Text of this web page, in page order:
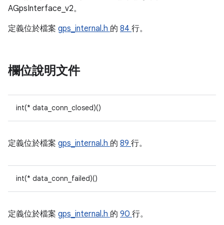
AGpsInterface_v2。
定義位於檔案 gps_internal.h 的 84 行。
欄位說明文件
int(* data_conn_closed)()
定義位於檔案 gps_internal.h 的 89 行。
int(* data_conn_failed)()
定義位於檔案 gps_internal.h 的 90 行。